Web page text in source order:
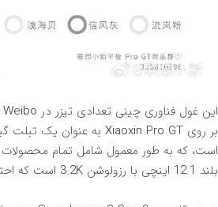
بلند 12.1 اینچی با رزولوشن 3.2K است که احتمالاً با نرخ تازه سازی 120 هرتز یا 144 هرتز همراه شده است.